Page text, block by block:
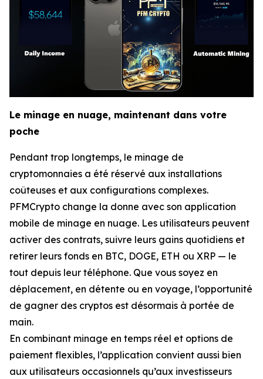
Le minage en nuage, maintenant dans votre
poche
Pendant trop longtemps, le minage de
cryptomonnaies a été réservé aux installations
coûteuses et aux configurations complexes.
PFMCrypto change la donne avec son application
mobile de minage en nuage. Les utilisateurs peuvent
activer des contrats, suivre leurs gains quotidiens et
retirer leurs fonds en BTC, DOGE, ETH ou XRP — le
tout depuis leur téléphone. Que vous soyez en
déplacement, en détente ou en voyage, l’opportunité
de gagner des cryptos est désormais à portée de
main.
En combinant minage en temps réel et options de
paiement flexibles, l’application convient aussi bien
aux utilisateurs occasionnels qu’aux investisseurs